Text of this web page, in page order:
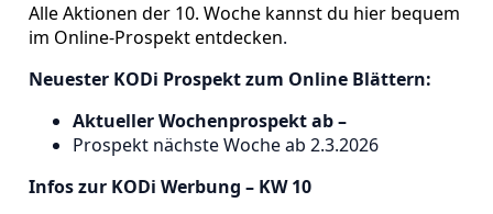
Alle Aktionen der 10. Woche kannst du hier bequem
im Online-Prospekt entdecken.
Neuester KODi Prospekt zum Online Blättern:
Aktueller Wochenprospekt ab –
Prospekt nächste Woche ab 2.3.2026
Infos zur KODi Werbung – KW 10